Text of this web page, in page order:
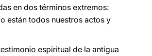
en dos términos extremos:
están todos nuestros actos y
espiritual de la antigua